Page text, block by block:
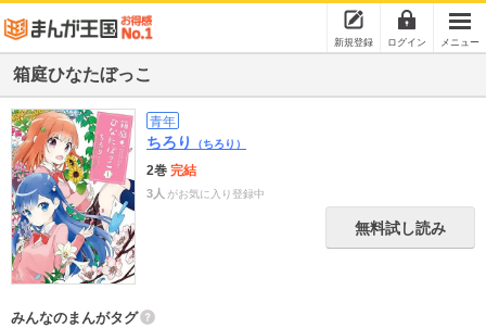
新規登録 ログイン メニュー
箱庭ひなたぼっこ
青年
ちろり （ちろり）
2巻 完結
3人 がお気に入り登録中
無料試し読み
みんなのまんがタグ